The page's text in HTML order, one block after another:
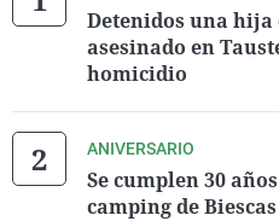
Detenidos una
asesinado en
homicidio
ANIVERSARIO
Se cumplen 30
camping de Biescas